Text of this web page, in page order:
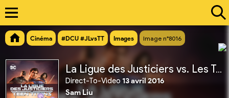
Cinéma #DCU #JLvsTT Images Image n°8016
La Ligue des Justiciers vs. Les Teen Titans
Direct-To-Video 13 avril 2016
Sam Liu